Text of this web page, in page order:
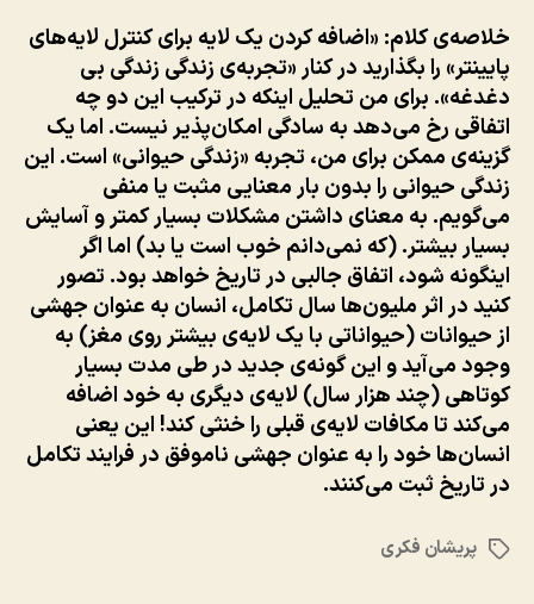
خلاصه‌ی کلام: «اضافه کردن یک لایه برای کنترل لایه‌های
پایینتر» را بگذارید در کنار «تجربه‌ی زندگی زندگی بی
دغدغه». برای من تحلیل اینکه در ترکیب این دو چه
اتفاقی رخ می‌دهد به سادگی امکان‌پذیر نیست. اما یک
گزینه‌ی ممکن برای من، تجربه «زندگی حیوانی» است. این
زندگی حیوانی را بدون بار معنایی مثبت یا منفی
می‌گویم. به معنای داشتن مشکلات بسیار کمتر و آسایش
بسیار بیشتر. (که نمی‌دانم خوب است یا بد) اما اگر
اینگونه شود، اتفاق جالبی در تاریخ خواهد بود. تصور
کنید در اثر ملیون‌ها سال تکامل، انسان به عنوان جهشی
از حیوانات (حیواناتی با یک لایه‌ی بیشتر روی مغز) به
وجود می‌آید و این گونه‌ی جدید در طی مدت بسیار
کوتاهی (چند هزار سال) لایه‌ی دیگری به خود اضافه
می‌کند تا مکافات لایه‌ی قبلی را خنثی کند! این یعنی
انسان‌ها خود را به عنوان جهشی ناموفق در فرایند تکامل
در تاریخ ثبت می‌کنند.
برچسب‌ها
پریشان فکری